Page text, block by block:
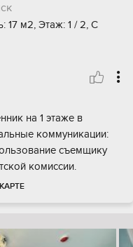
17 м2, Этаж: 1 / 2, С
на 1 этаже в
коммуникации:
съемщику
комиссии.